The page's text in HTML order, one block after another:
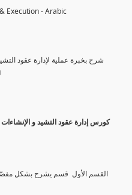
Execution - Arabic
شرح بخبرة عملية لإدارة عقود
كورس إدارة عقود التشيد و
القسم الأول قسم يشرح بشكل مفصّل